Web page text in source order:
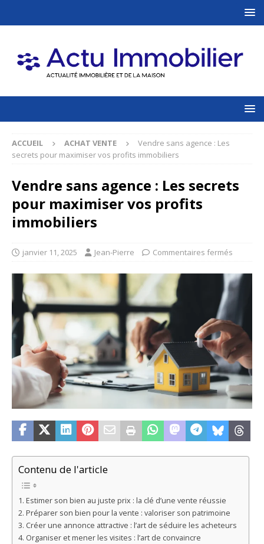
ACCUEIL ACHAT VENTE
Vendre sans agence : Les
secrets pour maximiser vos profits immobiliers
Vendre sans agence : Les secrets
pour maximiser vos profits
immobiliers
janvier 11, 2025 Jean-Pierre Commentaires fermés
Contenu de l'article
Estimer son bien au juste prix : la clé d’une vente réussie
Préparer son bien pour la vente : valoriser son patrimoine
Créer une annonce attractive : l’art de séduire les acheteurs
Organiser et mener les visites : l’art de convaincre